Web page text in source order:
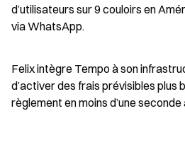
d’utilisateurs sur 9 couloirs en
via WhatsApp.
Felix intègre Tempo à son
d’activer des frais prévisibles plus
règlement en moins d’une